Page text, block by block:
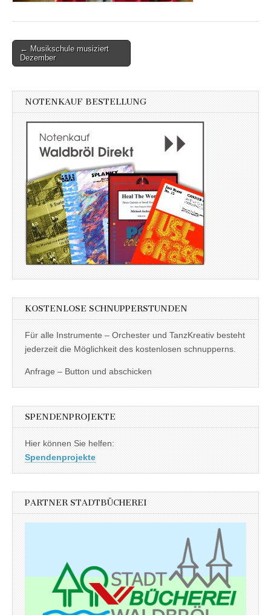
Post
navigation
← Musikschule musiziert
Dezember
NOTENKAUF BESTELLUNG
KOSTENLOSE SCHNUPPERSTUNDEN
Für alle Instrumente – Orchester und TanzKreativ besteht
jederzeit die Möglichkeit des kostenlosen schnupperns.
Anfrage – Button und abschicken
SPENDENPROJEKTE
Hier können Sie helfen:
Spendenprojekte
PARTNER STADTBÜCHEREI